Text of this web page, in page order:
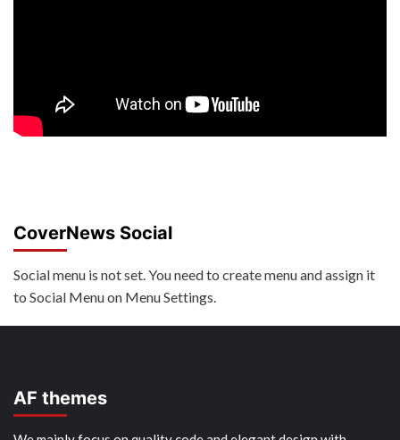
CoverNews Social
Social menu is not set. You need to create menu and assign it
to Social Menu on Menu Settings.
AF themes